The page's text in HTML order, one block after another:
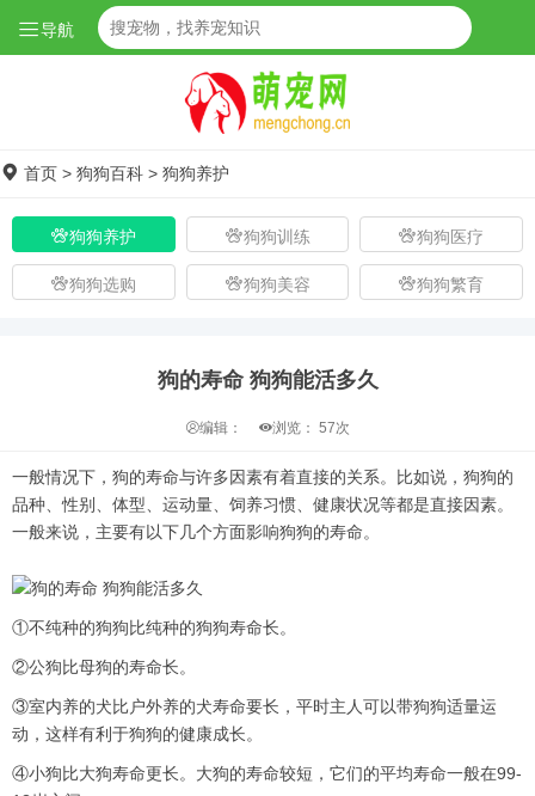
导航
首页 > 狗狗百科 > 狗狗养护
狗狗养护 狗狗训练 狗狗医疗
狗狗选购 狗狗美容 狗狗繁育
狗的寿命 狗狗能活多久
编辑： 浏览： 57次
一般情况下，狗的寿命与许多因素有着直接的关系。比如说，狗狗的
品种、性别、体型、运动量、饲养习惯、健康状况等都是直接因素。
一般来说，主要有以下几个方面影响狗狗的寿命。
①不纯种的狗狗比纯种的狗狗寿命长。
②公狗比母狗的寿命长。
③室内养的犬比户外养的犬寿命要长，平时主人可以带狗狗适量运
动，这样有利于狗狗的健康成长。
④小狗比大狗寿命更长。大狗的寿命较短，它们的平均寿命一般在99-